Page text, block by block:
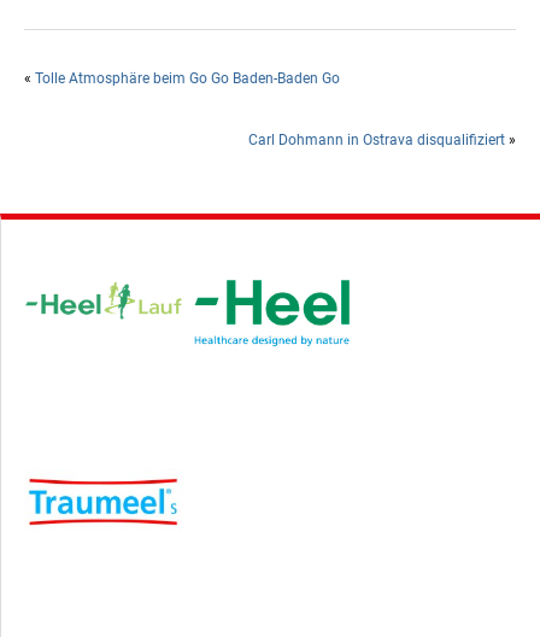
« Tolle Atmosphäre beim Go Go Baden-Baden Go
Carl Dohmann in Ostrava disqualifiziert »